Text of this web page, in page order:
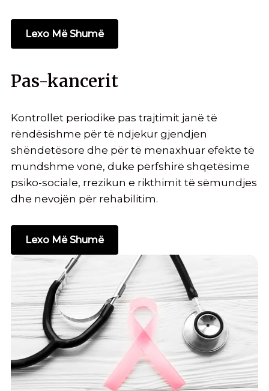
Lexo Më Shumë
Pas-kancerit
Kontrollet periodike pas trajtimit janë të
rëndësishme për të ndjekur gjendjen
shëndetësore dhe për të menaxhuar efekte të
mundshme vonë, duke përfshirë shqetësime
psiko-sociale, rrezikun e rikthimit të sëmundjes
dhe nevojën për rehabilitim.
Lexo Më Shumë